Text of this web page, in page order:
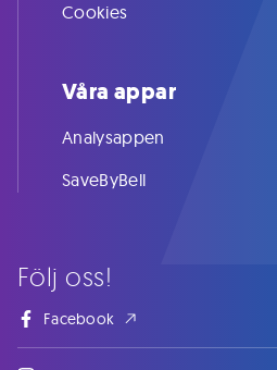
Följ oss!
Facebook
Cookies
Våra appar
Analysappen
SaveByBell